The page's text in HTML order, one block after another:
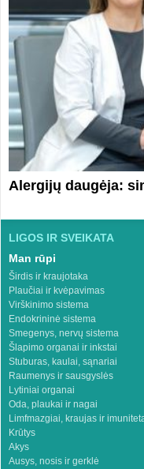
Alergijų daugėja:
LIGOS IR SVEIKATA
Man rūpi
Širdis ir kraujotaka
Plaučiai ir kvėpavimas
Virškinimo sistema
Endokrininė sistema
Smegenys, nervų sistema
Šlapimo organai ir inkstai
Stuburas, kaulai, sąnariai
Raumenys ir sausgyslės
Lytiniai organai
Oda, plaukai ir nagai
Limfmazgiai, kraujas ir
Krūtys
Akys
Ausys, nosis ir gerklė